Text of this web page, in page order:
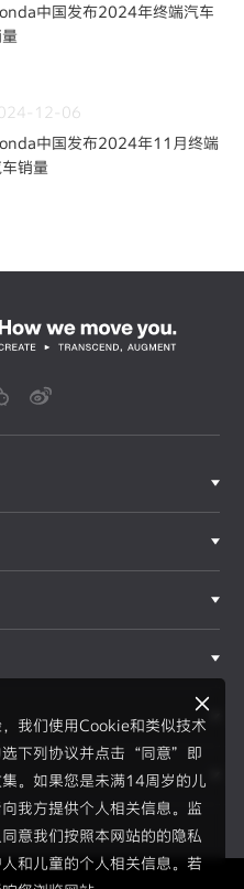
中国发布2024年终端汽车
12-06
中国发布2024年11月终端
销量
我们使用Cookie和类似技术
选下列协议并点击“同意”即
。如果您是未满14周岁的儿
我方提供个人相关信息。监
意我们按照本网站的的隐私
和儿童的个人相关信息。若